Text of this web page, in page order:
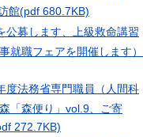
館(pdf 680.7KB)
公募します、上級救命講習
就職フェアを開催します）
度法務省専門職員（人間科
「森便り」vol.9、ご寄
272.7KB)